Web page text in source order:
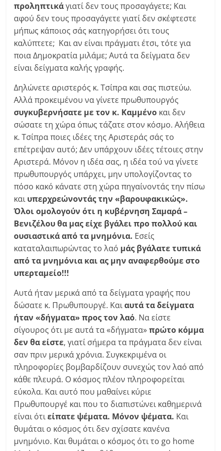
προληπτικάγιατί δεν τους προσαγάγετε; Και
αφού δεν τους προσαγάγετε γιατί δεν σκέφτεστε
μήπως κάποιος σάς κατηγορήσει ότι τους
καλύπτετε; Και αν είναι πράγματι έτσι, τότε για
ποια Δημοκρατία μιλάμε; Αυτά τα δείγματα δεν
είναι δείγματα καλής γραφής.
Δηλώνετε αριστερός κ. Τσίπρα και σας πιστεύω.
Αλλά προκειμένου να γίνετε πρωθυπουργός
συγκυβερνήσατε με τον κ. Καμμένο και δεν
σώσατε τη χώρα όπως τάζατε στον κόσμο. Αλήθεια
κ. Τσίπρα ποιες ιδέες της Αριστεράς σάς το
επέτρεψαν αυτό; Δεν υπάρχουν ιδέες τέτοιες στην
Αριστερά. Μόνον η ιδέα σας, η ιδέα τού να γίνετε
πρωθυπουργός υπάρχει, μην υπολογίζοντας το
πόσο κακό κάνατε στη χώρα πηγαίνοντάς την πίσω
και υπερχρεώνοντάς την «βαρουφακικώς».
Όλοι ομολογούν ότι η κυβέρνηση Σαμαρά –
Βενιζέλου θα μας είχε βγάλει προ πολλού και
ουσιαστικά από τα μνημόνια. Εσείς
καταταλαιπωρώντας το λαό μάς βγάλατε τυπικά
από τα μνημόνια και ας μην αναφερθούμε στο
υπερταμείο!!!
Αυτά ήταν μερικά από τα δείγματα γραφής που
δώσατε κ. Πρωθυπουργέ. Καιαυτά τα δείγματα
ήταν «δήγματα» προς τον λαό. Να είστε
σίγουρος ότι με αυτά τα «δήγματα»πρώτο κόμμα
δεν θα είστε, γιατί σήμερα τα πράγματα δεν είναι
σαν πριν μερικά χρόνια. Συγκεκριμένα οι
πληροφορίες βομβαρδίζουν συνεχώς τον λαό από
κάθε πλευρά. Ο κόσμος πλέον πληροφορείται
εύκολα. Και αυτό που μαθαίνει κύριε
Πρωθυπουργέ και που το διαπιστώνει καθημερινά
είναι ότιείπατε ψέματα. Μόνον ψέματα. Και
θυμάται ο κόσμος ότι δεν σχίσατε κανένα
μνημόνιο. Και θυμάται ο κόσμος ότι το go home